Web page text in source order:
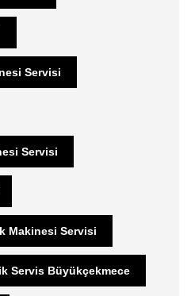
Servisi
Servisi
Makinesi Servisi
Servis Büyükçekmece